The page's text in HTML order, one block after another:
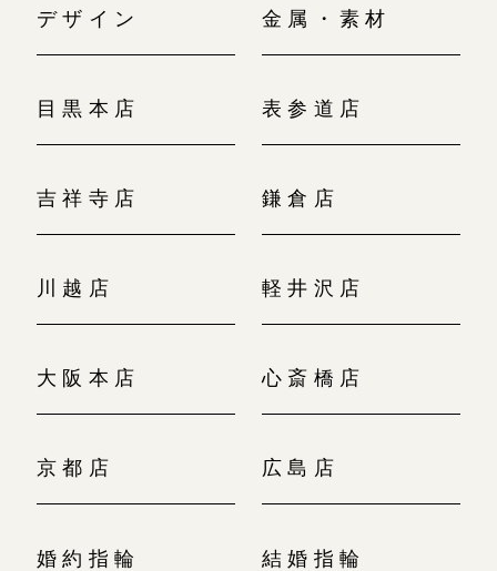
デザイン 金属・素材
目黒本店 表参道店
吉祥寺店 鎌倉店
川越店 軽井沢店
大阪本店 心斎橋店
京都店 広島店
婚約指輪 結婚指輪